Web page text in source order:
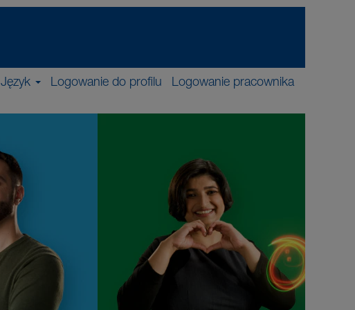
Język Logowanie do profilu Logowanie pracownika